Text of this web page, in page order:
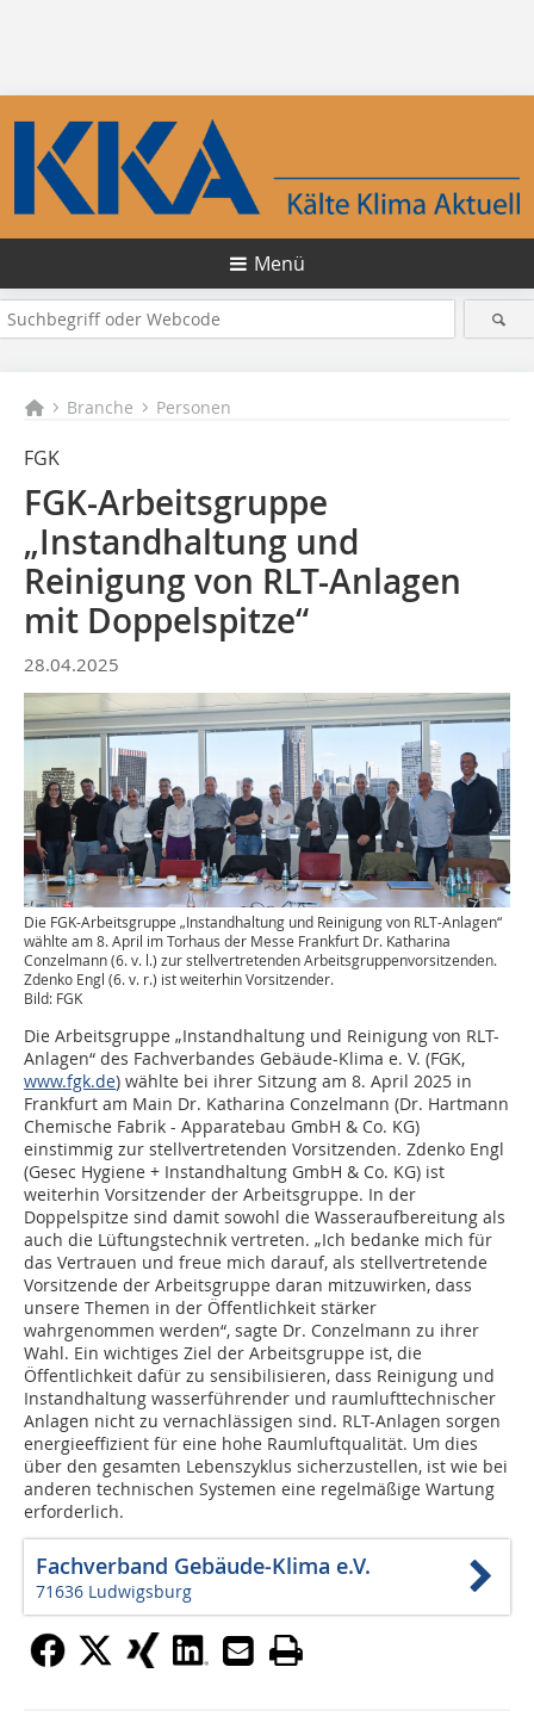
Menü
Branche Personen
FGK
FGK-Arbeitsgruppe
„Instandhaltung und
Reinigung von RLT-Anlagen
mit Doppelspitze“
28.04.2025
Die FGK-Arbeitsgruppe „Instandhaltung und Reinigung von RLT-Anlagen“
wählte am 8. April im Torhaus der Messe Frankfurt Dr. Katharina
Conzelmann (6. v. l.) zur stellvertretenden Arbeitsgruppenvorsitzenden.
Zdenko Engl (6. v. r.) ist weiterhin Vorsitzender.
Bild: FGK
Die Arbeitsgruppe „Instandhaltung und Reinigung von RLT-
Anlagen“ des Fachverbandes Gebäude-Klima e. V. (FGK,
www.fgk.de) wählte bei ihrer Sitzung am 8. April 2025 in
Frankfurt am Main Dr. Katharina Conzelmann (Dr. Hartmann
Chemische Fabrik - Apparatebau GmbH & Co. KG)
einstimmig zur stellvertretenden Vorsitzenden. Zdenko Engl
(Gesec Hygiene + Instandhaltung GmbH & Co. KG) ist
weiterhin Vorsitzender der Arbeitsgruppe. In der
Doppelspitze sind damit sowohl die Wasseraufbereitung als
auch die Lüftungstechnik vertreten. „Ich bedanke mich für
das Vertrauen und freue mich darauf, als stellvertretende
Vorsitzende der Arbeitsgruppe daran mitzuwirken, dass
unsere Themen in der Öffentlichkeit stärker
wahrgenommen werden“, sagte Dr. Conzelmann zu ihrer
Wahl. Ein wichtiges Ziel der Arbeitsgruppe ist, die
Öffentlichkeit dafür zu sensibilisieren, dass Reinigung und
Instandhaltung wasserführender und raumlufttechnischer
Anlagen nicht zu vernachlässigen sind. RLT-Anlagen sorgen
energieeffizient für eine hohe Raumluftqualität. Um dies
über den gesamten Lebenszyklus sicherzustellen, ist wie bei
anderen technischen Systemen eine regelmäßige Wartung
erforderlich.
Fachverband Gebäude-Klima e.V.
71636 Ludwigsburg